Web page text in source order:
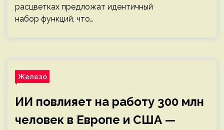
расцветках предложат идентичный
набор функций, что…
Железо
ИИ повлияет на работу 300 млн
человек в Европе и США —